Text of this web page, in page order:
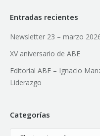
Entradas recientes
Newsletter 23 – marzo
XV aniversario de ABE
Editorial ABE – Ignacio
Liderazgo
Categorías